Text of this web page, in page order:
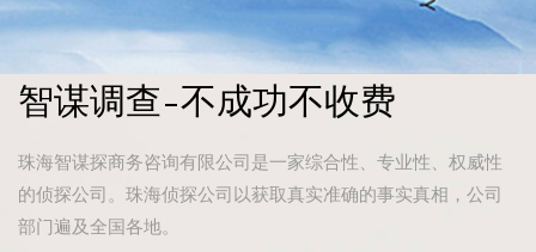
智谋调查-不成功不收费
珠海智谋探商务咨询有限公司是一家综合性、专业性、权威性
的侦探公司。珠海侦探公司以获取真实准确的事实真相，公司
部门遍及全国各地。